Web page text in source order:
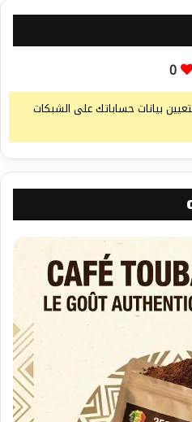
0
بيانات حساباتك على الشبكات